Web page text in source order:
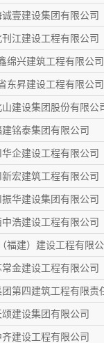
诚壹建设集团有限公司
江建设工程有限公司
绵兴建筑工程有限公司
东昇建设工程有限公司
建设集团股份有限公
建铭泰集团有限公司
华企建设工程有限公司
新宏建筑工程有限公司
振华建设集团有限公司
中浩建设工程有限公司
福建）建设工程有限
常金建设工程有限公司
第四建筑工程有限责
颂建设集团有限公司
齐建设工程有限公司